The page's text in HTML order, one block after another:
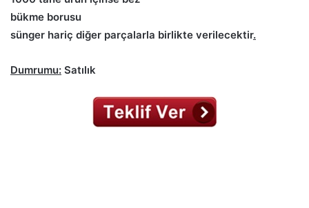
bükme borusu
sünger hariç diğer parçalarla birlikte verilecektir.
Dumrumu: Satılık